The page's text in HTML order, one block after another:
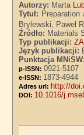
Autorzy: Marta
Tytuł:
Brylewski, Paweł
Źródło: Materials
Typ publikacji:
Język publikacji:
Punktacja MNiSW:
p-ISSN:0921-5107
e-ISSN: 1873-4944
Adres url: http://
DOI: 10.1016/